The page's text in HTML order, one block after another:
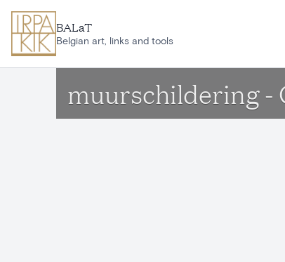
BALaT
Belgian art, links and tools
muurschildering -